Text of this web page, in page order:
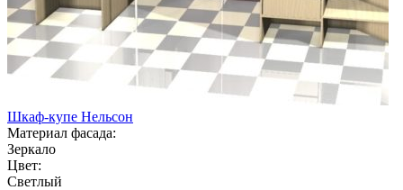
Шкаф-купе Нельсон
Материал фасада:
Зеркало
Цвет:
Светлый